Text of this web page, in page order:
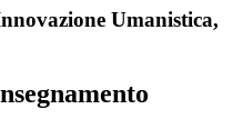
Umanistica,